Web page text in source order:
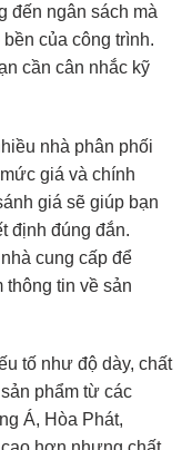
đến ngân sách mà
của công trình.
cần cân nhắc kỹ
nhà phân phối
giá và chính
giá sẽ giúp bạn
định đúng đắn.
cung cấp để
thông tin về sản
tố như độ dày, chất
phẩm từ các
Á, Hòa Phát,